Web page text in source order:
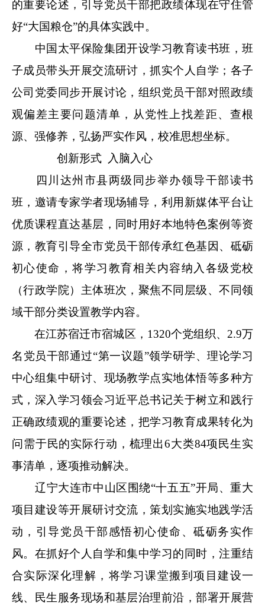
的重要论述，引导党员干部把政绩体现在守住管
好“大国粮仓”的具体实践中。
中国太平保险集团开设学习教育读书班，班
子成员带头开展交流研讨，抓实个人自学；各子
公司党委同步开展讨论，组织党员干部对照政绩
观偏差主要问题清单，从党性上找差距、查根
源、强修养，弘扬严实作风，校准思想坐标。
创新形式 入脑入心
四川达州市县两级同步举办领导干部读书
班，邀请专家学者现场辅导，利用新媒体平台让
优质课程直达基层，同时用好本地特色案例等资
源，教育引导全市党员干部传承红色基因、砥砺
初心使命，将学习教育相关内容纳入各级党校
（行政学院）主体班次，聚焦不同层级、不同领
域干部分类设置教学内容。
在江苏宿迁市宿城区，1320个党组织、2.9万
名党员干部通过“第一议题”领学研学、理论学习
中心组集中研讨、现场教学点实地体悟等多种方
式，深入学习领会习近平总书记关于树立和践行
正确政绩观的重要论述，把学习教育成果转化为
问需于民的实际行动，梳理出6大类84项民生实
事清单，逐项推动解决。
辽宁大连市中山区围绕“十五五”开局、重大
项目建设等开展研讨交流，策划实施实地践学活
动，引导党员干部感悟初心使命、砥砺务实作
风。在抓好个人自学和集中学习的同时，注重结
合实际深化理解，将学习课堂搬到项目建设一
线、民生服务现场和基层治理前沿，部署开展营